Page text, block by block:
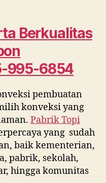
dan
Murah
Kebon
Kacang
0815
995
6854
Berkualitas
995-6854
pembuatan
konveksi yang
Pabrik Topi
yang sudah
baik kementerian,
pabrik, sekolah,
hingga komunitas